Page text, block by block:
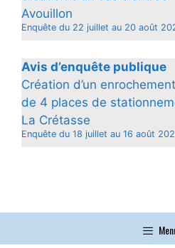
Avouillon
Enquête du 22 juillet au 20 août
Avis d’enquête publique
Création d’un
de 4 places de
La Crétasse
Enquête du 18 juillet au 16 août